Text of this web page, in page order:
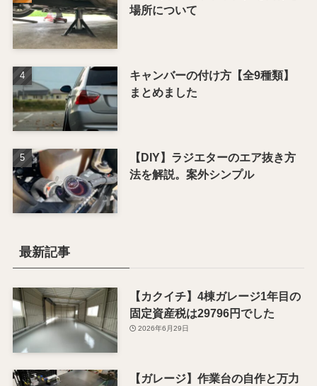
場所について
キャンバーの付け方【全9種類】
まとめました
【DIY】ラジエターのエア抜き方
法を解説。案外シンプル
最新記事
【カクイチ】4棟ガレージ1年目の
固定資産税は29796円でした
2026年6月29日
【ガレージ】作業台の自作と万力